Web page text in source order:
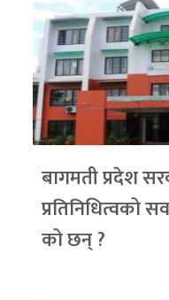
बागमती प्रदेश
प्रतिनिधित्वको
को छन् ?